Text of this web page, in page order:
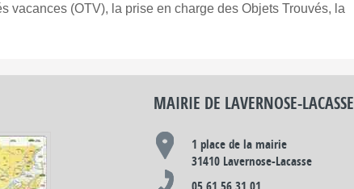
vacances (OTV), la prise en charge des Objets Trouvés, la
MAIRIE DE LAVERNOSE-LACASSE
1 place de la mairie
31410 Lavernose-Lacasse